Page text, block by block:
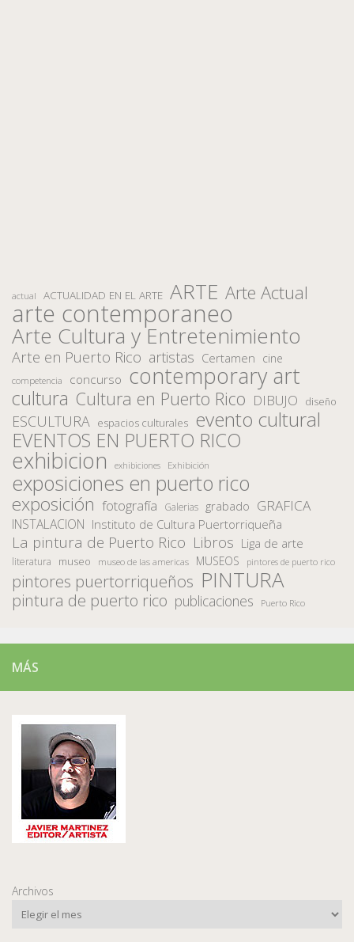
actual ACTUALIDAD EN EL ARTE ARTE Arte Actual
arte contemporaneo
Arte Cultura y Entretenimiento
Arte en Puerto Rico artistas Certamen cine
competencia concurso contemporary art
cultura Cultura en Puerto Rico DIBUJO diseño
ESCULTURA espacios culturales evento cultural
EVENTOS EN PUERTO RICO
exhibicion exhibiciones Exhibición
exposiciones en puerto rico
exposición fotografía Galerias grabado GRAFICA
INSTALACION Instituto de Cultura Puertorriqueña
La pintura de Puerto Rico Libros Liga de arte
literatura museo museo de las americas MUSEOS pintores de puerto rico
pintores puertorriqueños PINTURA
pintura de puerto rico publicaciones Puerto Rico
MÁS
Archivos